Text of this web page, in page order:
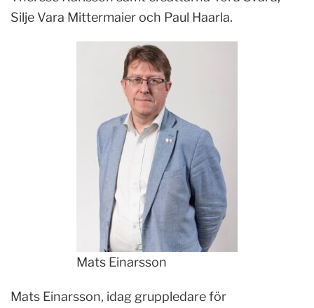
Silje Vara Mittermaier och Paul Haarla.
Mats Einarsson
Mats Einarsson, idag gruppledare för